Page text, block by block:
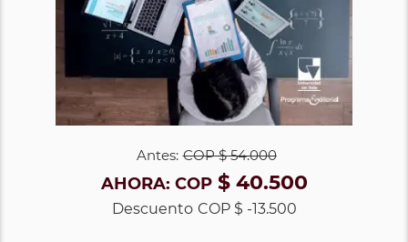
Antes: COP$ 54.000
AHORA: COP$ 40.500
Descuento COP $ -13.500